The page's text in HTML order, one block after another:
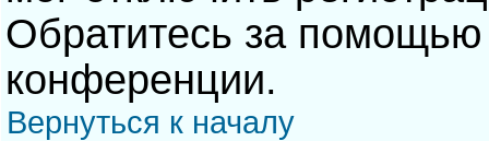
Обратитесь за помощью
конференции.
Вернуться к началу